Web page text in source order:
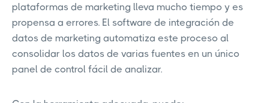
plataformas de marketing lleva mucho tiempo y es
propensa a errores. El software de integración de
datos de marketing automatiza este proceso al
consolidar los datos de varias fuentes en un único
panel de control fácil de analizar.